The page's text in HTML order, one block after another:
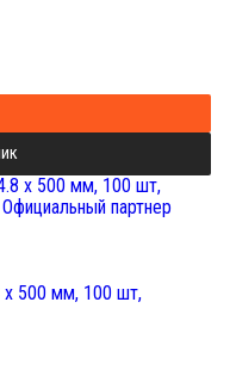
x 500 мм, 100 шт,